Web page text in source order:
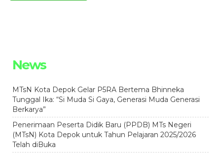
News
MTsN Kota Depok Gelar P5RA Bertema Bhinneka
Tunggal Ika: “Si Muda Si Gaya, Generasi Muda Generasi
Berkarya”
Penerimaan Peserta Didik Baru (PPDB) MTs Negeri
(MTsN) Kota Depok untuk Tahun Pelajaran 2025/2026
Telah diBuka